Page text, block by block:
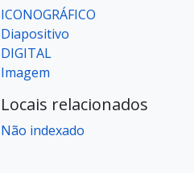
ICONOGRÁFICO
Diapositivo
DIGITAL
Imagem
Locais relacionados
Não indexado